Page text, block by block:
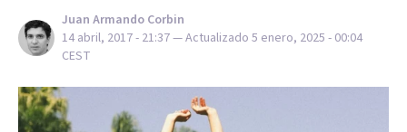
Juan Armando Corbin
14 abril, 2017 - 21:37— Actualizado 5 enero, 2025 - 00:04
CEST